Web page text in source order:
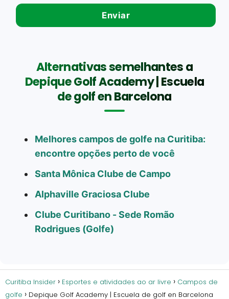
Alternativas semelhantes a
Depique Golf Academy | Escuela
de golf en Barcelona
Melhores campos de golfe na Curitiba:
encontre opções perto de você
Santa Mônica Clube de Campo
Alphaville Graciosa Clube
Clube Curitibano - Sede Romão
Rodrigues (Golfe)
Curitiba Insider Esportes e atividades ao ar livre
Campos de
golfe
Depique Golf Academy | Escuela de golf en Barcelona